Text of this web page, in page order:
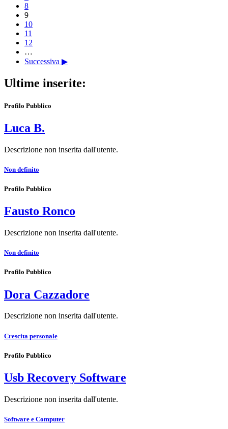
8
9
10
11
12
…
Successiva ▶
Ultime inserite:
Profilo Pubblico
Luca B.
Descrizione non inserita dall'utente.
Non definito
Profilo Pubblico
Fausto Ronco
Descrizione non inserita dall'utente.
Non definito
Profilo Pubblico
Dora Cazzadore
Descrizione non inserita dall'utente.
Crescita personale
Profilo Pubblico
Usb Recovery Software
Descrizione non inserita dall'utente.
Software e Computer